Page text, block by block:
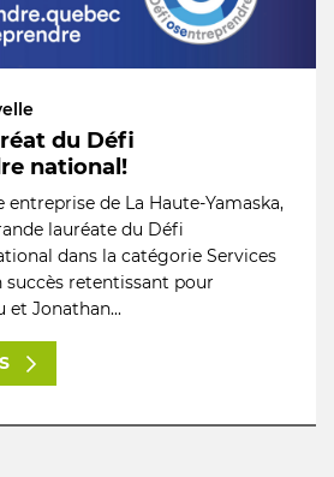
du Défi
national!
entreprise de La Haute-Yamaska,
lauréate du Défi
dans la catégorie Services
succès retentissant pour
et Jonathan...